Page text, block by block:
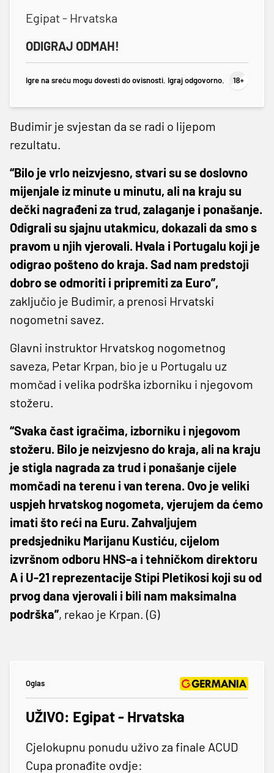
Egipat - Hrvatska
ODIGRAJ ODMAH!
Igre na sreću mogu dovesti do ovisnosti. Igraj odgovorno.
Budimir je svjestan da se radi o lijepom
rezultatu.
“Bilo je vrlo neizvjesno, stvari su se doslovno
mijenjale iz minute u minutu, ali na kraju su
dečki nagrađeni za trud, zalaganje i ponašanje.
Odigrali su sjajnu utakmicu, dokazali da smo s
pravom u njih vjerovali. Hvala i Portugalu koji je
odigrao pošteno do kraja. Sad nam predstoji
dobro se odmoriti i pripremiti za Euro”,
zaključio je Budimir, a prenosi Hrvatski
nogometni savez.
Glavni instruktor Hrvatskog nogometnog
saveza, Petar Krpan, bio je u Portugalu uz
momčad i velika podrška izborniku i njegovom
stožeru.
“Svaka čast igračima, izborniku i njegovom
stožeru. Bilo je neizvjesno do kraja, ali na kraju
je stigla nagrada za trud i ponašanje cijele
momčadi na terenu i van terena. Ovo je veliki
uspjeh hrvatskog nogometa, vjerujem da ćemo
imati što reći na Euru. Zahvaljujem
predsjedniku Marijanu Kustiću, cijelom
izvršnom odboru HNS-a i tehničkom direktoru
A i U-21 reprezentacije Stipi Pletikosi koji su od
prvog dana vjerovali i bili nam maksimalna
podrška”, rekao je Krpan. (G)
Oglas
UŽIVO: Egipat - Hrvatska
Cjelokupnu ponudu uživo za finale ACUD
Cupa pronađite ovdje: